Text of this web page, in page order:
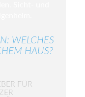
WELCHES
HAUS?
FÜR